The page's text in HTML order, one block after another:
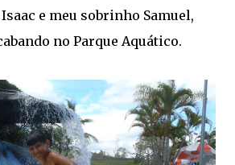
e meu sobrinho Samuel,
no Parque Aquático.